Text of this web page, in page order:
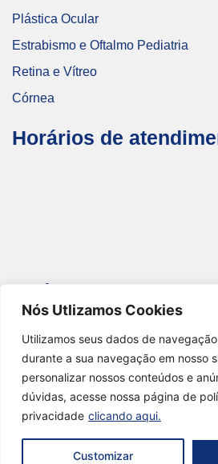
Nós Utlizamos Cookies
Utilizamos seus dados de
durante a sua navegação em nosso
personalizar nossos conteúdos e
dúvidas, acesse nossa página de
privacidade clicando aqui.
Customizar
Plástica Ocular
Estrabismo e Oftalmo Pediatria
Retina e Vítreo
Córnea
Horários de
Endereço
Av. Andrade Neves, 699 - 7º
Campinas - SP.